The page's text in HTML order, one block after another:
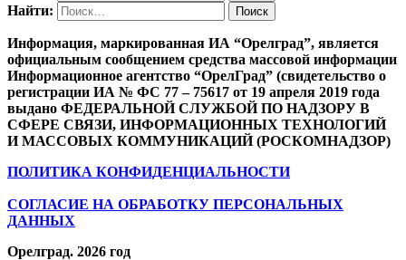
Найти:
Информация, маркированная ИА “Орелград”, является
официальным сообщением средства массовой информации
Информационное агентство “ОрелГрад” (свидетельство о
регистрации ИА № ФС 77 – 75617 от 19 апреля 2019 года
выдано ФЕДЕРАЛЬНОЙ СЛУЖБОЙ ПО НАДЗОРУ В
СФЕРЕ СВЯЗИ, ИНФОРМАЦИОННЫХ ТЕХНОЛОГИЙ
И МАССОВЫХ КОММУНИКАЦИЙ (РОСКОМНАДЗОР)
ПОЛИТИКА КОНФИДЕНЦИАЛЬНОСТИ
СОГЛАСИЕ НА ОБРАБОТКУ ПЕРСОНАЛЬНЫХ
ДАННЫХ
Орелград. 2026 год